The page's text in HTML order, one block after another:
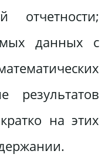
отчетности;
данных с
на этих